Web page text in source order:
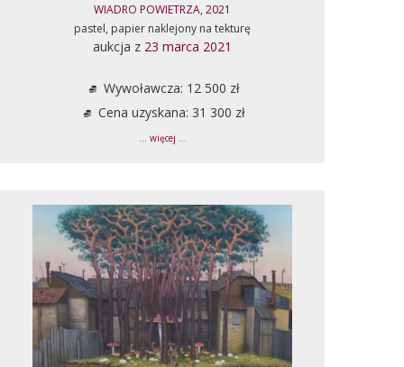
WIADRO POWIETRZA, 2021
pastel, papier naklejony na tekturę
aukcja z 23 marca 2021
Wywoławcza: 12 500 zł
Cena uzyskana: 31 300 zł
... więcej ...